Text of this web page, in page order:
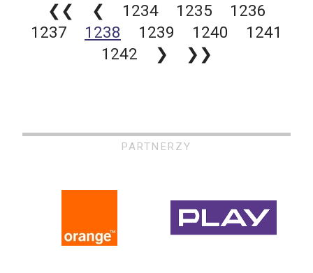
❮❮ ❮ 1234 1235
1236
1237
1238 1239 1240
1241
1242
❯ ❯❯
PARTNERZY